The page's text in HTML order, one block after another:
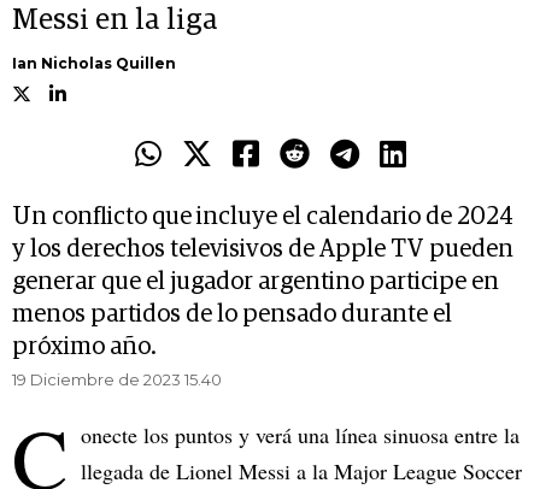
Messi en la liga
Ian Nicholas Quillen
Un conflicto que incluye el calendario de 2024
y los derechos televisivos de Apple TV pueden
generar que el jugador argentino participe en
menos partidos de lo pensado durante el
próximo año.
19 Diciembre de 2023 15.40
C onecte los puntos y verá una línea sinuosa entre la
llegada de Lionel Messi a la Major League Soccer